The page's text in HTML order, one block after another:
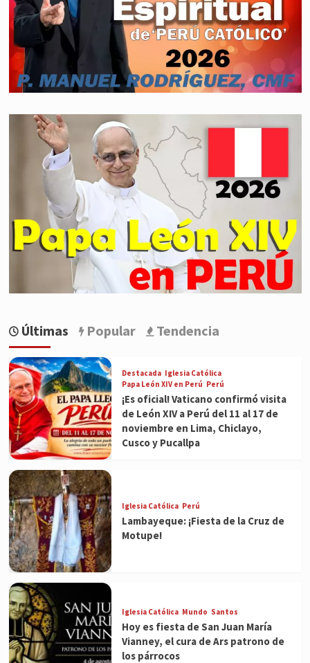
Últimas Popular Tendencia
Destacada Iglesia Católica
Papa León XIV en Perú Perú
¡Es oficial! Vaticano confirmó visita
de León XIV a Perú del 11 al 17 de
noviembre en Lima, Chiclayo,
Cusco y Pucallpa
Iglesia Católica Perú
Lambayeque: ¡Fiesta de la Cruz de
Motupe!
Iglesia Católica Mundo Santos
Hoy es fiesta de San Juan María
Vianney, el cura de Ars patrono de
los párrocos